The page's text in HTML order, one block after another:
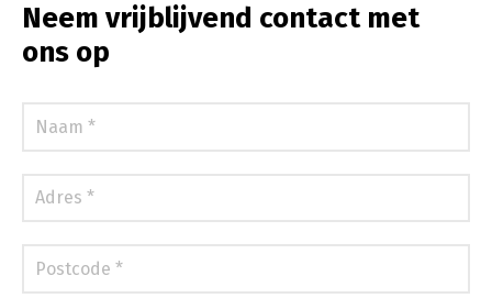
Neem vrijblijvend contact met
ons op